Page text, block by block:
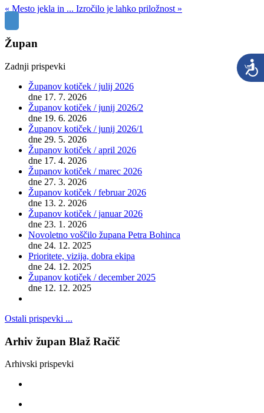
« Mesto jekla in ... Izročilo je lahko priložnost »
Župan
Zadnji prispevki
Županov kotiček / julij 2026
dne 17. 7. 2026
Županov kotiček / junij 2026/2
dne 19. 6. 2026
Županov kotiček / junij 2026/1
dne 29. 5. 2026
Županov kotiček / april 2026
dne 17. 4. 2026
Županov kotiček / marec 2026
dne 27. 3. 2026
Županov kotiček / februar 2026
dne 13. 2. 2026
Županov kotiček / januar 2026
dne 23. 1. 2026
Novoletno voščilo župana Petra Bohinca
dne 24. 12. 2025
Prioritete, vizija, dobra ekipa
dne 24. 12. 2025
Županov kotiček / december 2025
dne 12. 12. 2025
Ostali prispevki ...
Arhiv župan Blaž Račič
Arhivski prispevki